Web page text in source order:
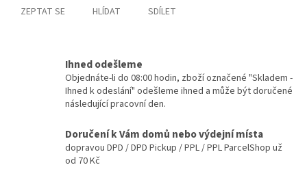
ZEPTAT SE HLÍDAT SDÍLET
Ihned odešleme
Objednáte-li do 08:00 hodin, zboží označené "Skladem -
Ihned k odeslání" odešleme ihned a může být doručené
následující pracovní den.
Doručení k Vám domů nebo výdejní místa
dopravou DPD / DPD Pickup / PPL / PPL ParcelShop už
od 70 Kč